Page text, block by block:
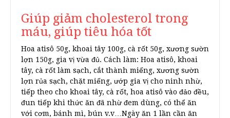
Giúp giảm cholesterol trong
máu, giúp tiêu hóa tốt
Hoa atisô 50g, khoai tây 100g, cà rốt 50g, xương sườn
lợn 150g, gia vị vừa đủ. Cách làm: Hoa atisô, khoai
tây, cà rốt làm sạch, cắt thành miếng, xương sườn
lợn rủa sạch, chặt miếng, ướp gia vị cho ninh nhừ,
tiếp theo cho khoai tây, cà rốt, hoa atisô vào đảo đều,
đun tiếp khi thức ăn đã nhừ đem dùng, có thể ăn
với cơm, bánh mì, bún v.v…Ngày ăn 1 lần cần ăn